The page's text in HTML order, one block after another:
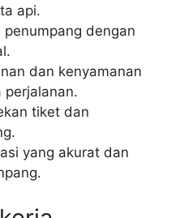
api.
dengan
dan kenyamanan
perjalanan.
tiket dan
yang akurat dan